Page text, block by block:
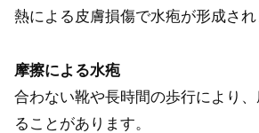
熱による皮膚損傷で水疱が形成され
摩擦による水疱
合わない靴や長時間の歩行により
ることがあります。